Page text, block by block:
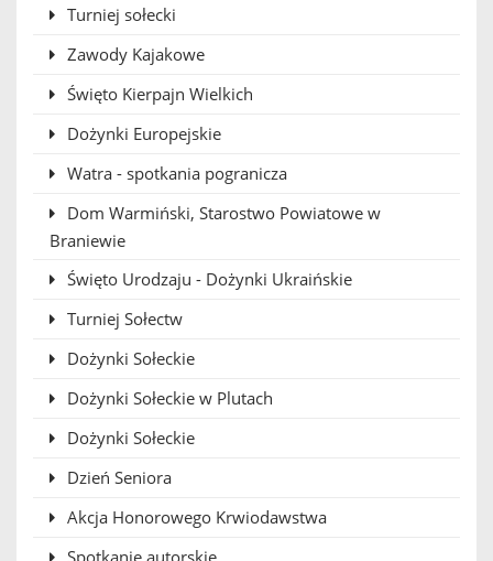
Turniej sołecki
Zawody Kajakowe
Święto Kierpajn Wielkich
Dożynki Europejskie
Watra - spotkania pogranicza
Dom Warmiński, Starostwo Powiatowe w
Braniewie
Święto Urodzaju - Dożynki Ukraińskie
Turniej Sołectw
Dożynki Sołeckie
Dożynki Sołeckie w Plutach
Dożynki Sołeckie
Dzień Seniora
Akcja Honorowego Krwiodawstwa
Spotkanie autorskie